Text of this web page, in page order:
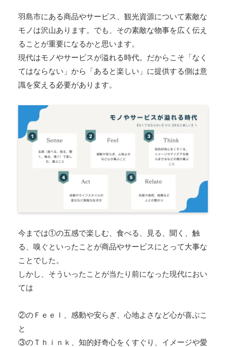
羽島市にある商品やサービス、観光資源について素敵な
モノは沢山あります。でも、その素敵な物事を広く伝え
ることが重要になるかと思います。
現代はモノやサービスが溢れる時代。だからこそ「なく
てはならない」から「あると楽しい」に提供する側は意
識を変える必要があります。
今までは①の五感で楽しむ、食べる、見る、聞く、触
る、嗅ぐといったことが商品やサービスにとって大事な
ことでした。
しかし、そういったことが当たり前になった現代におい
ては
②のＦｅｅｌ、感動や安らぎ、心地よさなど心が喜ぶこ
と
③のＴｈｉｎｋ、知的好奇心をくすぐり、イメージや愛